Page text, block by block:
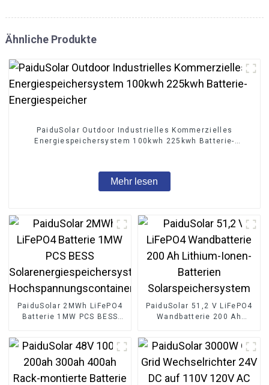
Ähnliche Produkte
PaiduSolar Outdoor Industrielles Kommerzielles
Energiespeichersystem 100kwh 225kwh Batterie-
Mehr lesen
PaiduSolar 2MWh LiFePO4
Batterie 1MW PCS BESS
Hochspannungscontainer
PaiduSolar 51,2 V LiFePO4
Wandbatterie 200 Ah